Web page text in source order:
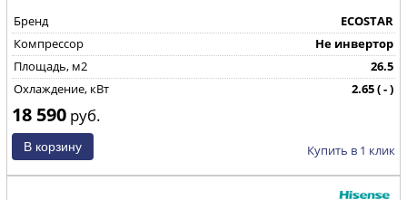
Бренд
ECOSTAR
Компрессор
Не инвертор
Площадь, м2
26.5
Охлаждение, кВт
2.65 ( - )
Страна производства
18 590 руб.
Купить в 1 клик